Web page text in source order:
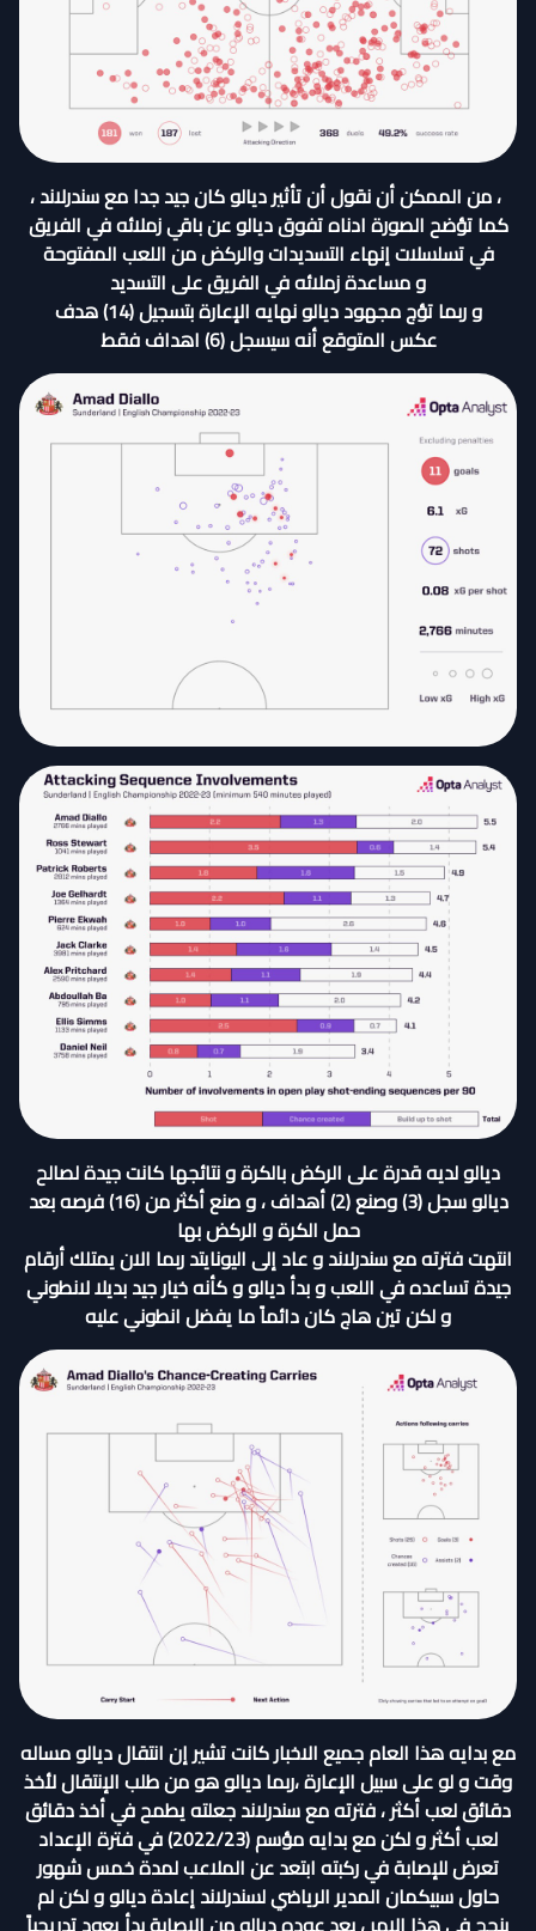
، من الممكن أن نقول أن تأثير ديالو كان جيد جدا مع سندرلاند ،
كما تؤضح الصورة ادناه تفوق ديالو عن باقي زملائه في الفريق
في تسلسلات إنهاء التسديدات والركض من اللعب المفتوحة
و مساعدة زملائه في الفريق على التسديد
و ربما تؤج مجهود ديالو نهايه الإعارة بتسجيل (14) هدف
عكس المتوقع أنه سيسجل (6) اهداف فقط
ديالو لديه قدرة على الركض بالكرة و نتائجها كانت جيدة لصالح
ديالو سجل (3) وصنع (2) أهداف ، و صنع أكثر من (16) فرصه بعد
حمل الكرة و الركض بها
انتهت فترته مع سندرلاند و عاد إلى اليونايتد ربما الان يمتلك أرقام
جيدة تساعده في اللعب و بدأ ديالو و كأنه خيار جيد بديلا لانطوني
و لكن تين هاج كان دائماً ما يفضل انطوني عليه
مع بدايه هذا العام جميع الاخبار كانت تشير إن انتقال ديالو مساله
وقت و لو على سبيل الإعارة ،ربما ديالو هو من طلب الإنتقال لأخذ
دقائق لعب أكثر ، فترته مع سندرلاند جعلته يطمح في أخذ دقائق
لعب أكثر و لكن مع بدايه مؤسم (2022/23) في فترة الإعداد
تعرض للإصابة في ركبته ابتعد عن الملاعب لمدة خمس شهور
حاول سبيكمان المدير الرياضي لسندرلاند إعادة ديالو و لكن لم